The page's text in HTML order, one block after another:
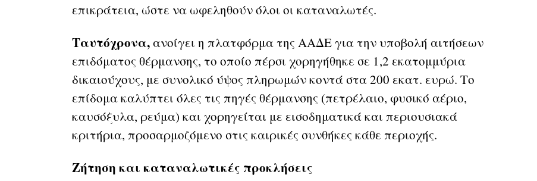
επικράτεια, ώστε να ωφεληθούν όλοι οι καταναλωτές.
Ταυτόχρονα,ανοίγει η πλατφόρμα της ΑΑΔΕ για την υποβολή αιτήσεων
επιδόματος θέρμανσης, το οποίο πέρσι χορηγήθηκε σε 1,2 εκατομμύρια
δικαιούχους, με συνολικό ύψος πληρωμών κοντά στα 200 εκατ. ευρώ. Το
επίδομα καλύπτει όλες τις πηγές θέρμανσης (πετρέλαιο, φυσικό αέριο,
καυσόξυλα, ρεύμα) και χορηγείται με εισοδηματικά και περιουσιακά
κριτήρια, προσαρμοζόμενο στις καιρικές συνθήκες κάθε περιοχής.
Ζήτηση και καταναλωτικές προκλήσεις